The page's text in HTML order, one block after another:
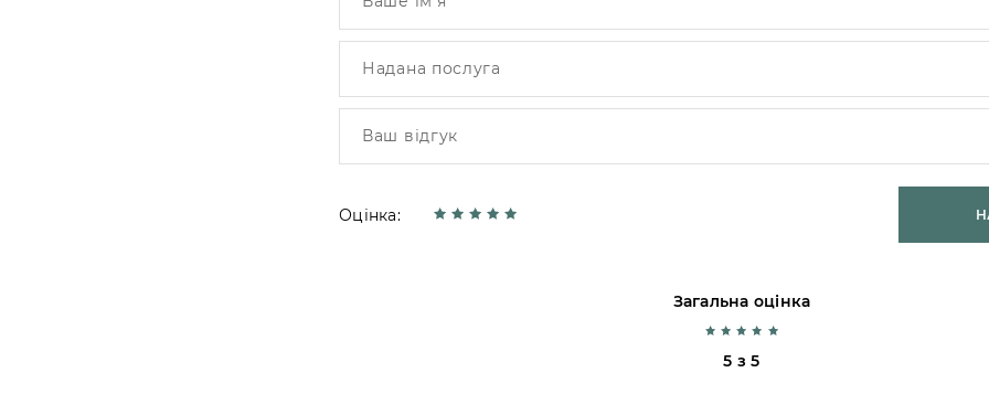
Оцінка:
Загальна оцінка
5 з 5